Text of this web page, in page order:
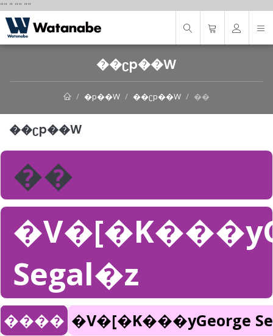
"" " "" ""
��ʗp��W
�p��W ��ʗp��W ��
��ʗp��W
��
Segal�z
���� �V�[�K���yGeorge